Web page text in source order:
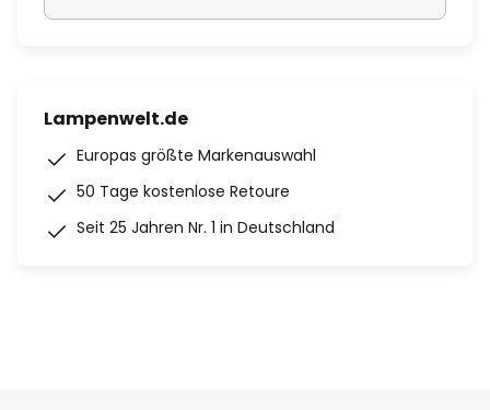
Lampenwelt.de
Europas größte Markenauswahl
50 Tage kostenlose Retoure
Seit 25 Jahren Nr. 1 in Deutschland